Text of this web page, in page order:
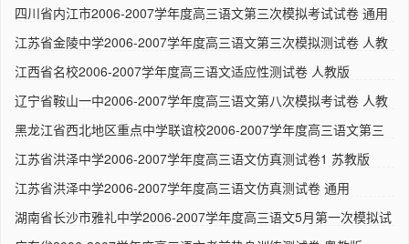
四川省内江市2006-2007学年度高三语文第三次模拟考试试卷 通用
江苏省金陵中学2006-2007学年度高三语文第三次模拟测试卷 人教
江西省名校2006-2007学年度高三语文适应性测试卷 人教版
辽宁省鞍山一中2006-2007学年度高三语文第八次模拟考试卷 人教
黑龙江省西北地区重点中学联谊校2006-2007学年度高三语文第三
江苏省洪泽中学2006-2007学年度高三语文仿真测试卷1 苏教版
江苏省洪泽中学2006-2007学年度高三语文仿真测试卷 通用
湖南省长沙市雅礼中学2006-2007学年度高三语文5月第一次模拟试